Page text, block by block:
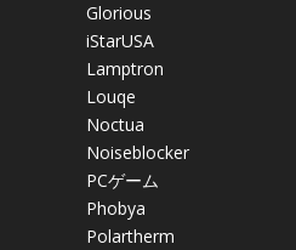
Glorious
iStarUSA
Lamptron
Louqe
Noctua
Noiseblocker
PCゲーム
Phobya
Polartherm